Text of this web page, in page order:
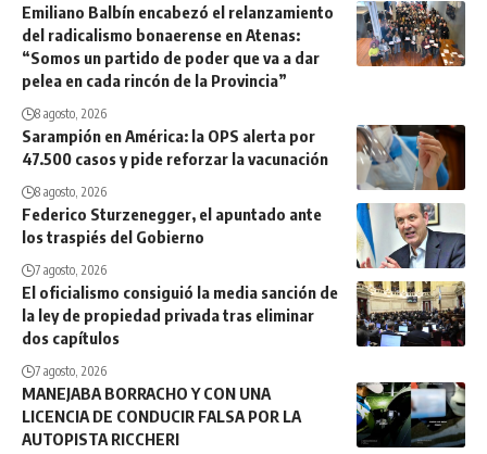
Emiliano Balbín encabezó el relanzamiento
del radicalismo bonaerense en Atenas:
“Somos un partido de poder que va a dar
pelea en cada rincón de la Provincia”
8 agosto, 2026
Sarampión en América: la OPS alerta por
47.500 casos y pide reforzar la vacunación
8 agosto, 2026
Federico Sturzenegger, el apuntado ante
los traspiés del Gobierno
7 agosto, 2026
El oficialismo consiguió la media sanción de
la ley de propiedad privada tras eliminar
dos capítulos
7 agosto, 2026
MANEJABA BORRACHO Y CON UNA
LICENCIA DE CONDUCIR FALSA POR LA
AUTOPISTA RICCHERI